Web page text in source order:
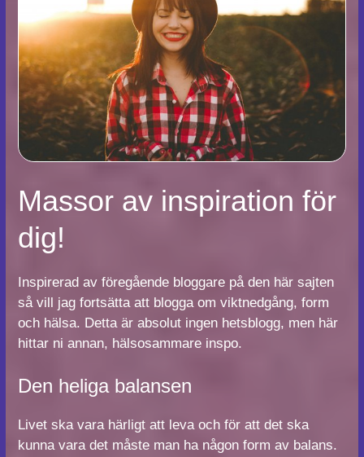
Massor av inspiration för
dig!
Inspirerad av föregående bloggare på den här sajten
så vill jag fortsätta att blogga om viktnedgång, form
och hälsa. Detta är absolut ingen hetsblogg, men här
hittar ni annan, hälsosammare inspo.
Den heliga balansen
Livet ska vara härligt att leva och för att det ska
kunna vara det måste man ha någon form av balans.